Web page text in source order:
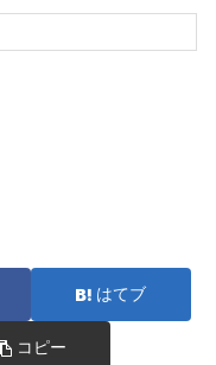
はてブ
コピー